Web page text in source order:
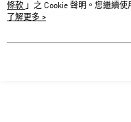
條款 」之 Cookie 聲明。您繼續
款之 Cookie 聲明使用 cookie。
了解更多 >